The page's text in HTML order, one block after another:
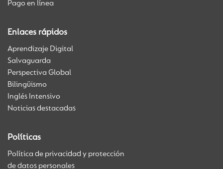
Pago en línea
Enlaces rápidos
Aprendizaje Digital
Salvaguarda
Perspectiva Global
Bilingüismo
Inglés Intensivo
Noticias destacadas
Políticas
Política de privacidad y protección
de datos personales